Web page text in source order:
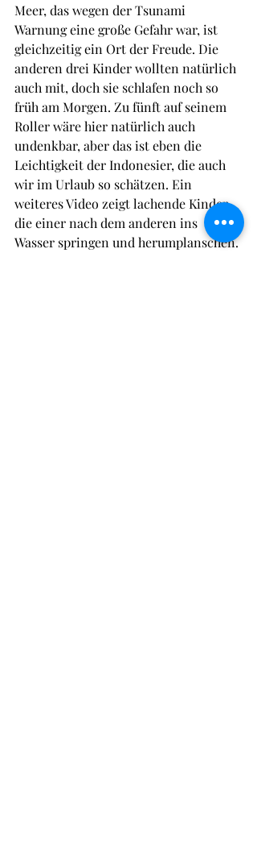
Meer, das wegen der Tsunami
Warnung eine große Gefahr war, ist
gleichzeitig ein Ort der Freude. Die
anderen drei Kinder wollten natürlich
auch mit, doch sie schlafen noch so
früh am Morgen. Zu fünft auf seinem
Roller wäre hier natürlich auch
undenkbar, aber das ist eben die
Leichtigkeit der Indonesier, die auch
wir im Urlaub so schätzen. Ein
weiteres Video zeigt lachende Kinder,
die einer nach dem anderen ins
Wasser springen und herumplanschen.